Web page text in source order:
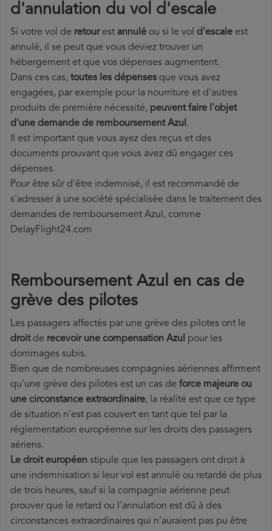
d'annulation du vol d'escale
Si votre vol de retourest annulé ou si le vol d'escale est
annulé, il se peut que vous deviez trouver un
hébergement et que vos dépenses augmentent.
Dans ces cas, toutes les dépenses que vous avez
engagées, par exemple pour la nourriture et d'autres
produits de première nécessité, peuvent faire l'objet
d'une demande de remboursement Azul.
Il est important que vous ayez des reçus et des
documents prouvant que vous avez dû engager ces
dépenses.
Pour être sûr d'être indemnisé, il est recommandé de
s'adresser à une société spécialisée dans le traitement des
demandes de remboursement Azul, comme
DelayFlight24.com
Remboursement Azul en cas de
grève des pilotes
Les passagers affectés par une grève des pilotes ont le
droitde recevoir une compensation Azul pour les
dommages subis.
Bien que de nombreuses compagnies aériennes affirment
qu'une grève des pilotes est un cas de force majeure ou
une circonstance extraordinaire, la réalité est que ce type
de situation n'est pas couvert en tant que tel par la
réglementation européenne sur les droits des passagers
aériens.
Le droit européen stipule que les passagers ont droit à
une indemnisation si leur vol est annulé ou retardé de plus
de trois heures, sauf si la compagnie aérienne peut
prouver que le retard ou l'annulation est dû à des
circonstances extraordinaires qui n'auraient pas pu être